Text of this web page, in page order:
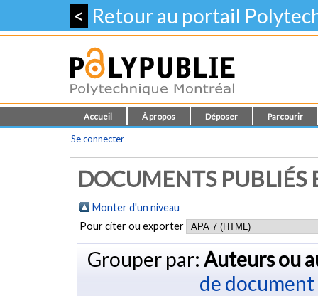
< Retour au portail
Accueil À propos Déposer Parcourir
Se connecter
DOCUMENTS PUBLIÉS
Monter d'un niveau
Pour citer ou exporter
Grouper par: Auteurs ou
de document